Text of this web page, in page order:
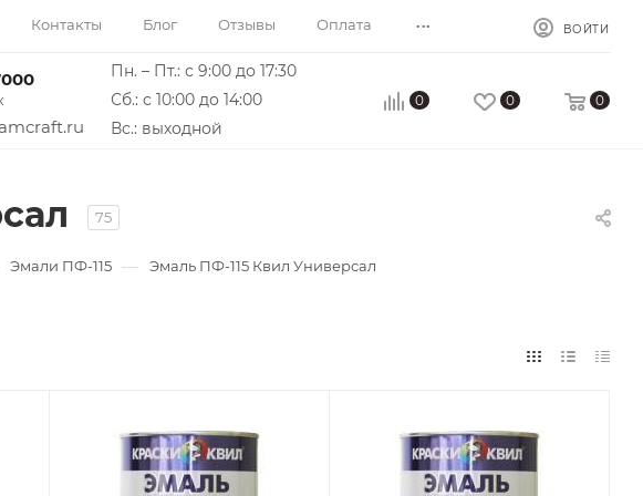
Контакты Блог Отзывы Оплата ... ВОЙТИ
Пн. – Пт.: с 9:00 до 17:30
Сб.: с 10:00 до 14:00
Вс.: выходной
0 0 0
75
Эмали ПФ-115 — Эмаль ПФ-115 Квил Универсал
Бетон, ГВЛ, Гипс,
Гипсокартон,
Бетон, ГВЛ, Гипс,
Гипсокартон,